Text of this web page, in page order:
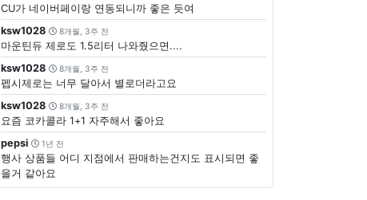
CU가 네이버페이랑 연동되니까 좋은 듯여
ksw1028
8개월, 3주 전
마운틴듀 제로도 1.5리터 나와줬으면....
ksw1028
8개월, 3주 전
펩시제로는 너무 달아서 별로더라고요
ksw1028
8개월, 3주 전
요즘 코카콜라 1+1 자주해서 좋아요
pepsi
1년 전
행사 상품들 어디 지점에서 판매하는건지도 표시되면 좋
을거 같아요